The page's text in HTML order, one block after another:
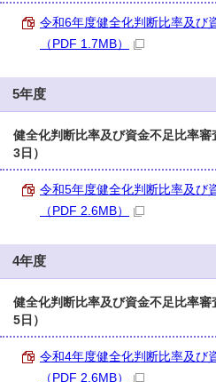
令和6年度健全化判断比率及び
（PDF 1.7MB）
5年度
健全化判断比率及び資金不足比率
3日）
令和5年度健全化判断比率及び
（PDF 2.6MB）
4年度
健全化判断比率及び資金不足比率
5日）
令和4年度健全化判断比率及び
（PDF 2.6MB）